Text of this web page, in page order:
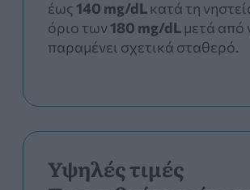
έως 140 mg/dLκατά τη
όριο των 180 mg/dLμετά από
παραμένει σχετικά σταθερό.
Υψηλές τιμές